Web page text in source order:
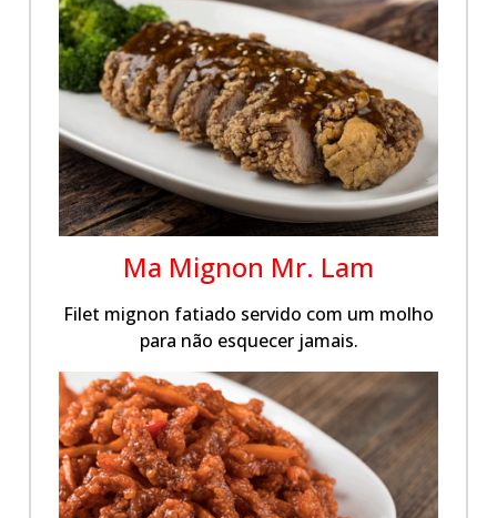
Ma Mignon Mr. Lam
Filet mignon fatiado servido com um molho
para não esquecer jamais.